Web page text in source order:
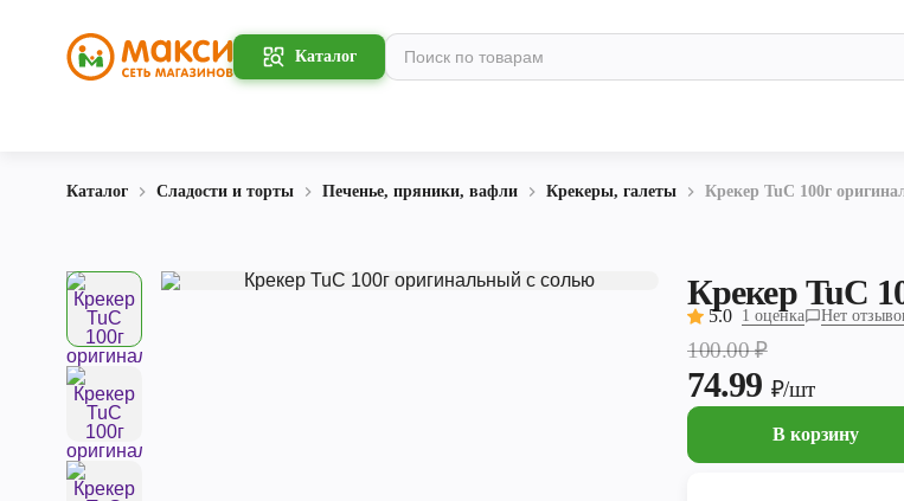
Каталог
Каталог Сладости и торты Печенье, пряники, вафли Крекеры, галеты Крекер TuC 100г
Крекер TuC
5.0 1 оценка Нет
100.00₽
74.99 ₽/шт
В корзину